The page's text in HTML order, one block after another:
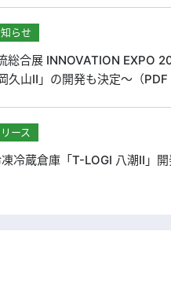
らせ
総合展 INNOVATION EXPO
久山Ⅱ」の開発も決定～（PDF
リース
冷蔵倉庫「T-LOGI 八潮Ⅱ」